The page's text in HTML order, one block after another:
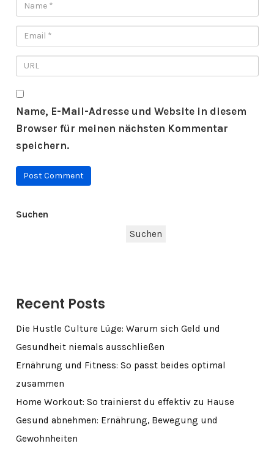
Name, E-Mail-Adresse und Website in diesem
Browser für meinen nächsten Kommentar
speichern.
Suchen
Suchen
Recent Posts
Die Hustle Culture Lüge: Warum sich Geld und
Gesundheit niemals ausschließen
Ernährung und Fitness: So passt beides optimal
zusammen
Home Workout: So trainierst du effektiv zu Hause
Gesund abnehmen: Ernährung, Bewegung und
Gewohnheiten